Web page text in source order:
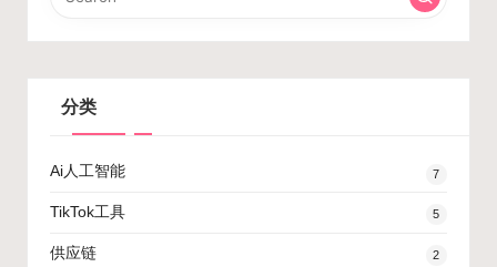
分类
Ai人工智能 7
TikTok工具 5
供应链 2